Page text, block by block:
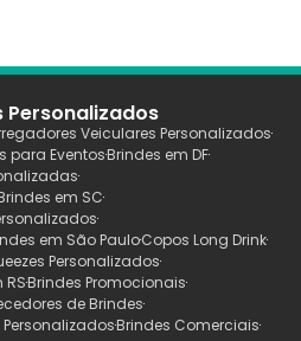
Veiculares Personalizados
para EventosBrindes em DF
em SC
em São PauloCopos Long Drink
Personalizados
RSBrindes Promocionais
de Brindes
Brindes Comerciais